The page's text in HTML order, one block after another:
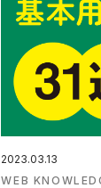
2023.03.13
WEB